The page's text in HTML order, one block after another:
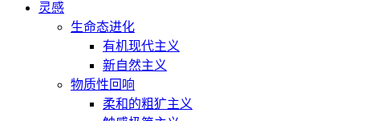
灵感
生命态进化
有机现代主义
新自然主义
物质性回响
柔和的粗犷主义